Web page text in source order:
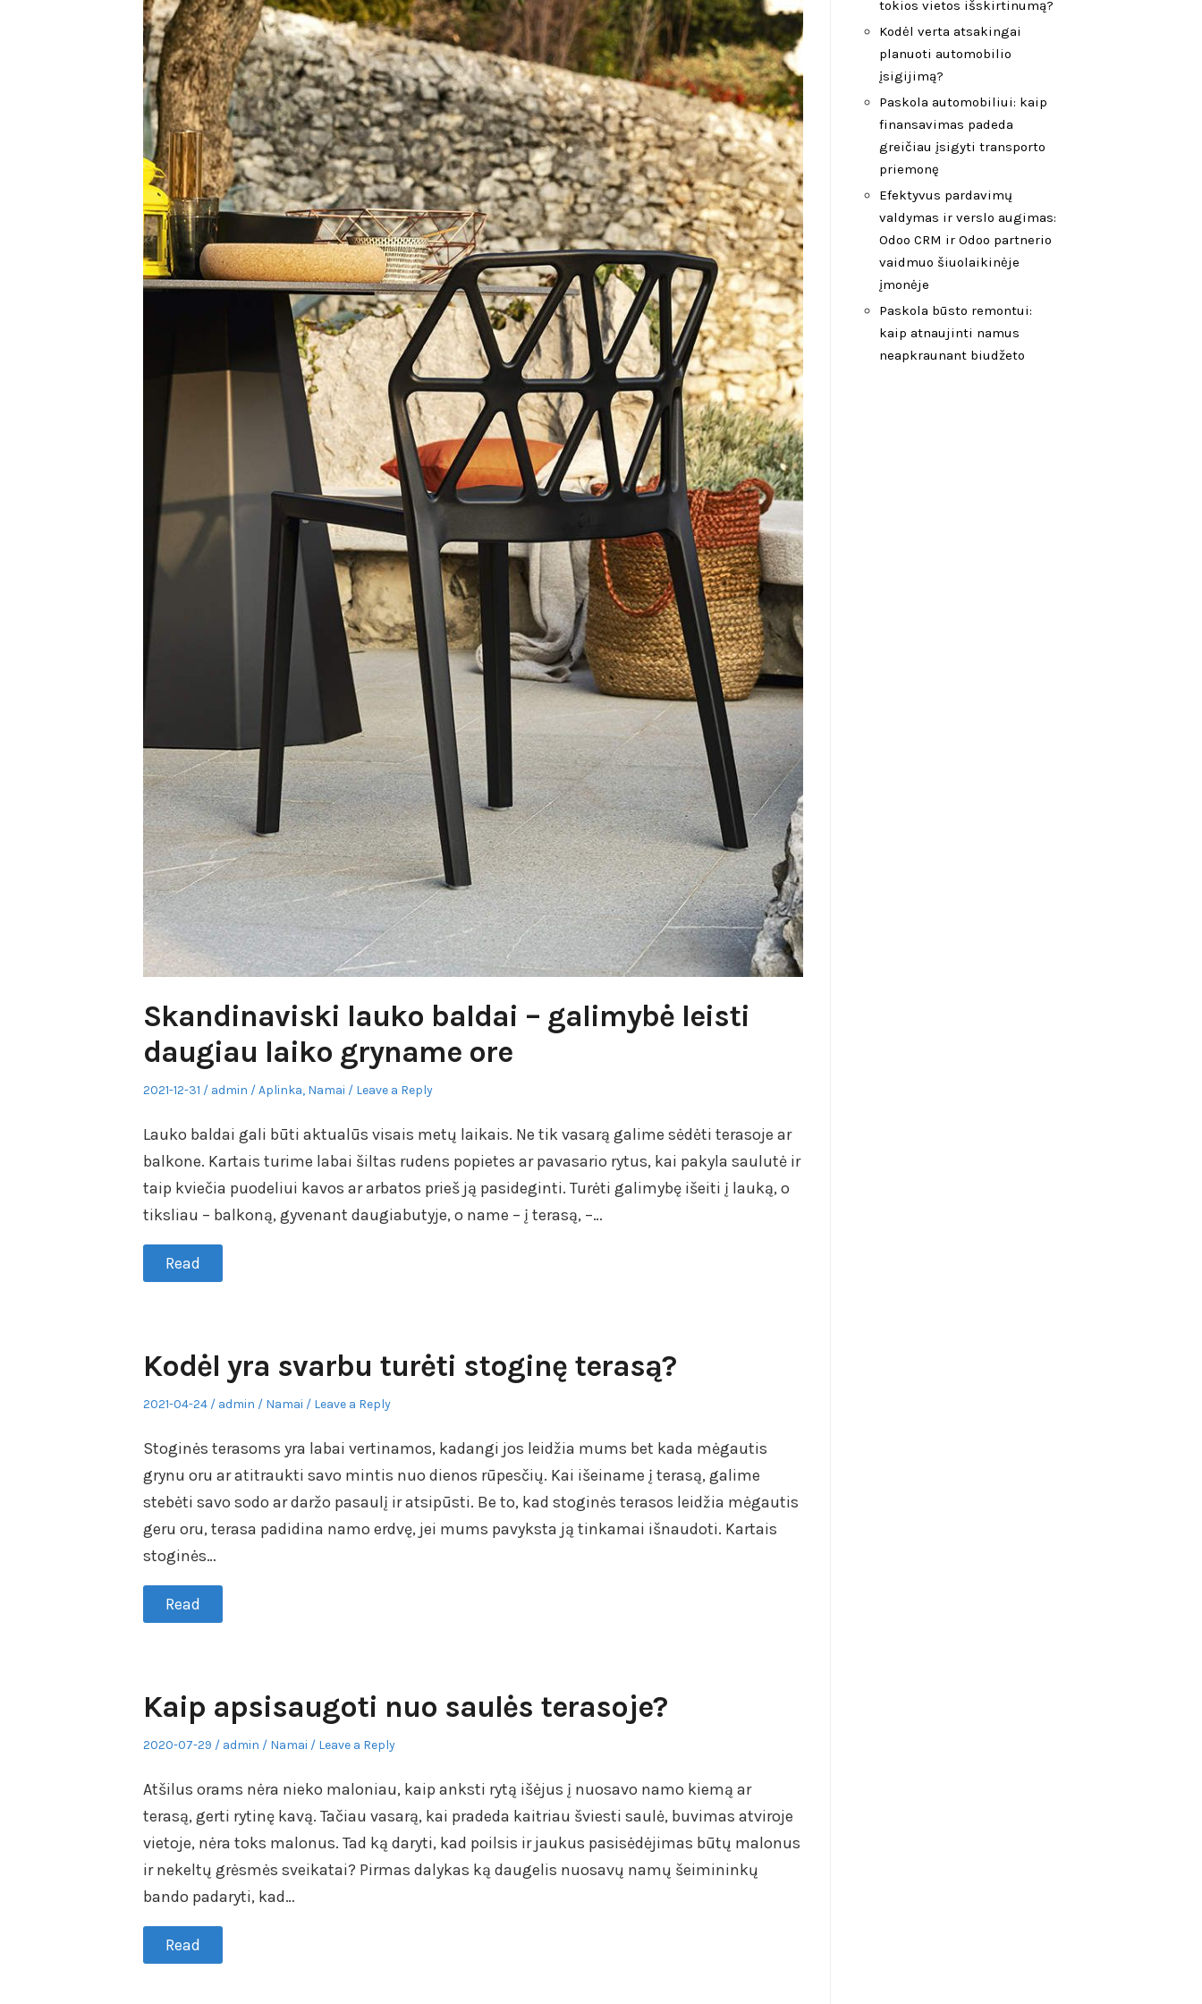
Skandinaviski lauko baldai – galimybė leisti
daugiau laiko gryname ore
Posted
2021-12-31 Author
admin
Posted
Aplinka, Namai Leave a Reply
Lauko baldai gali būti aktualūs visais metų laikais. Ne tik vasarą galime sėdėti terasoje ar
balkone. Kartais turime labai šiltas rudens popietes ar pavasario rytus, kai pakyla saulutė ir
taip kviečia puodeliui kavos ar arbatos prieš ją pasideginti. Turėti galimybę išeiti į lauką, o
tiksliau – balkoną, gyvenant daugiabutyje, o name – į terasą, –…
Read
Kodėl yra svarbu turėti stoginę terasą?
Posted
2021-04-24 Author
admin
Posted
Namai Leave a Reply
Stoginės terasoms yra labai vertinamos, kadangi jos leidžia mums bet kada mėgautis
grynu oru ar atitraukti savo mintis nuo dienos rūpesčių. Kai išeiname į terasą, galime
stebėti savo sodo ar daržo pasaulį ir atsipūsti. Be to, kad stoginės terasos leidžia mėgautis
geru oru, terasa padidina namo erdvę, jei mums pavyksta ją tinkamai išnaudoti. Kartais
stoginės…
Read
Kaip apsisaugoti nuo saulės terasoje?
Posted
2020-07-29 Author
admin
Posted
Namai Leave a Reply
Atšilus orams nėra nieko maloniau, kaip anksti rytą išėjus į nuosavo namo kiemą ar
terasą, gerti rytinę kavą. Tačiau vasarą, kai pradeda kaitriau šviesti saulė, buvimas atviroje
vietoje, nėra toks malonus. Tad ką daryti, kad poilsis ir jaukus pasisėdėjimas būtų malonus
ir nekeltų grėsmės sveikatai? Pirmas dalykas ką daugelis nuosavų namų šeimininkų
bando padaryti, kad…
Read
tokios vietos išskirtinumą?
Kodėl verta atsakingai
planuoti automobilio
įsigijimą?
Paskola automobiliui: kaip
finansavimas padeda
greičiau įsigyti transporto
priemonę
Efektyvus pardavimų
valdymas ir verslo augimas:
Odoo CRM ir Odoo partnerio
vaidmuo šiuolaikinėje
įmonėje
Paskola būsto remontui:
kaip atnaujinti namus
neapkraunant biudžeto